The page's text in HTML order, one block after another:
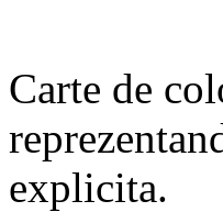
Carte de
explicita.